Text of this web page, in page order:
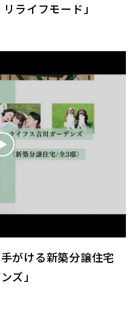
ライフモード」
がける新築分譲住宅
ズ」